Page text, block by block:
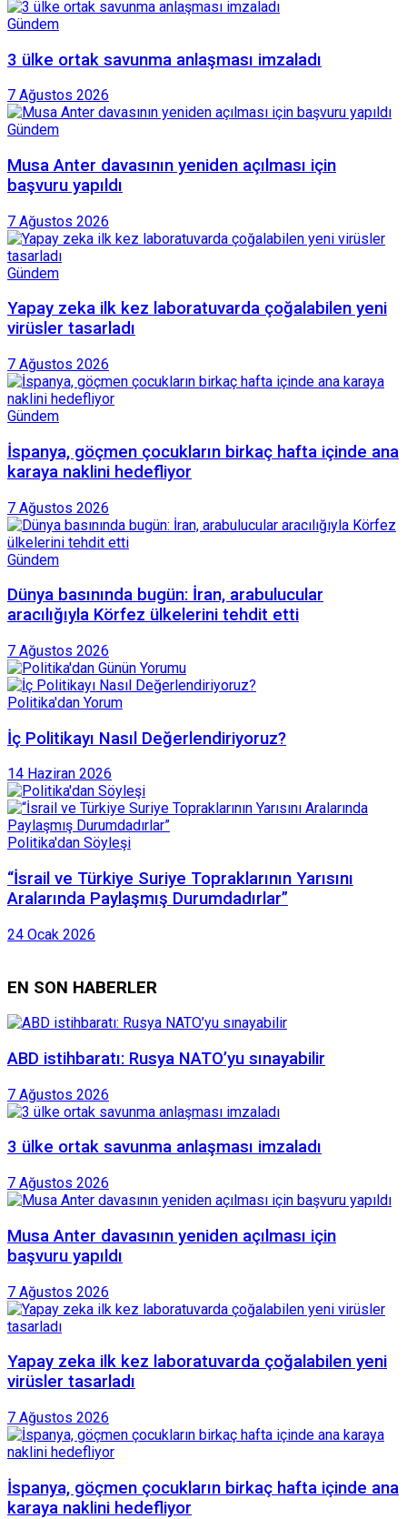
Gündem
3 ülke ortak savunma anlaşması imzaladı
7 Ağustos 2026
Gündem
Musa Anter davasının yeniden açılması için
başvuru yapıldı
7 Ağustos 2026
Gündem
Yapay zeka ilk kez laboratuvarda çoğalabilen yeni
virüsler tasarladı
7 Ağustos 2026
Gündem
İspanya, göçmen çocukların birkaç hafta içinde ana
karaya naklini hedefliyor
7 Ağustos 2026
Gündem
Dünya basınında bugün: İran, arabulucular
aracılığıyla Körfez ülkelerini tehdit etti
7 Ağustos 2026
Politika'dan Yorum
İç Politikayı Nasıl Değerlendiriyoruz?
14 Haziran 2026
Politika'dan Söyleşi
“İsrail ve Türkiye Suriye Topraklarının Yarısını
Aralarında Paylaşmış Durumdadırlar”
24 Ocak 2026
EN SON HABERLER
ABD istihbaratı: Rusya NATO’yu sınayabilir
7 Ağustos 2026
3 ülke ortak savunma anlaşması imzaladı
7 Ağustos 2026
Musa Anter davasının yeniden açılması için
başvuru yapıldı
7 Ağustos 2026
Yapay zeka ilk kez laboratuvarda çoğalabilen yeni
virüsler tasarladı
7 Ağustos 2026
İspanya, göçmen çocukların birkaç hafta içinde ana
karaya naklini hedefliyor